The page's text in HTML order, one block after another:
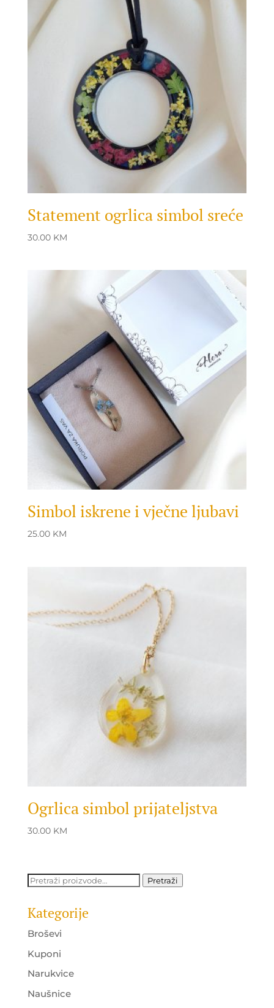
Statement ogrlica simbol sreće
30.00 KM
Simbol iskrene i vječne ljubavi
25.00 KM
Ogrlica simbol prijateljstva
30.00 KM
Pretraži: Pretraži
Kategorije
Broševi
Kuponi
Narukvice
Naušnice